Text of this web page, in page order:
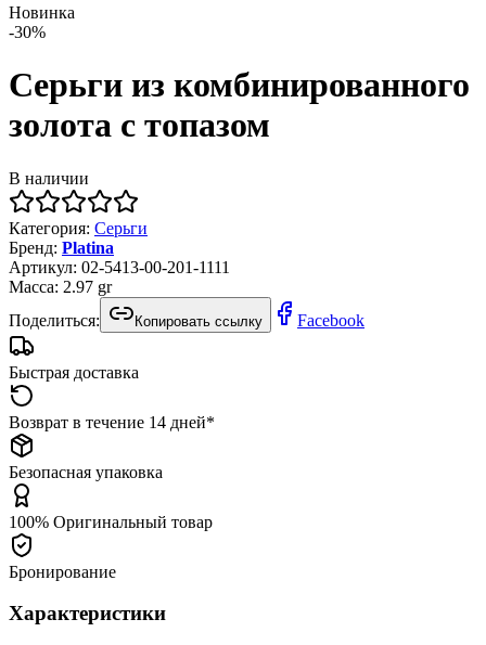
Новинка
-30%
Серьги из комбинированного
золота с топазом
В наличии
Категория: Серьги
Бренд: Platina
Артикул: 02-5413-00-201-1111
Масса: 2.97 gr
Поделиться:
Копировать ссылку Facebook
Быстрая доставка
Возврат в течение 14 дней*
Безопасная упаковка
100% Оригинальный товар
Бронирование
Характеристики